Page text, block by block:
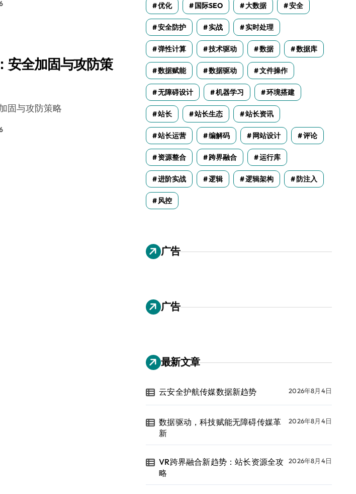
安全加固与攻防策
固与攻防策略
优化 国际SEO 大数据 安全
安全防护 实战 实时处理
弹性计算 技术驱动 数据 数据库
数据赋能 数据驱动 文件操作
无障碍设计 机器学习 环境搭建
站长 站长生态 站长资讯
站长运营 编解码 网站设计 评论
资源整合 跨界融合 运行库
进阶实战 逻辑 逻辑架构 防注入
风控
广告
广告
最新文章
云安全护航传媒数据新趋势 2026年8月4日
数据驱动，科技赋能无障碍传媒革
新
2026年8月4日
VR跨界融合新趋势：站长资源全攻
略
2026年8月4日